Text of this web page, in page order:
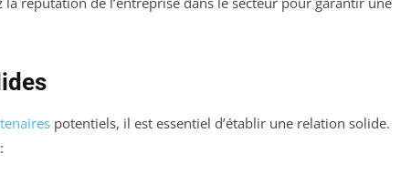
potentiels, il est essentiel d’établir une relation solide.